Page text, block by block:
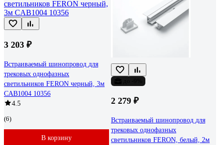
3 203 ₽
Встраиваемый шинопровод для
трековых однофазных
светильников FERON черный, 3м
CAB1004 10356
4.5
(6)
В корзину
2 279 ₽
Встраиваемый шинопровод для
трековых однофазных
светильников FERON, белый, 2м